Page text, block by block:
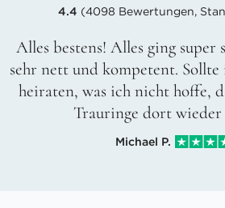
4.4 (4098 Bewertungen,
Alles bestens! Alles ging super
sehr nett und kompetent.
heiraten, was ich nicht hoffe,
Trauringe dort wieder
Michael P.